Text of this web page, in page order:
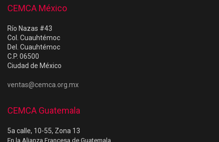
CEMCA México
Río Nazas #43
Col. Cuauhtémoc
Del. Cuauhtémoc
C.P. 06500
Ciudad de México
ventas@cemca.org.mx
CEMCA Guatemala
5a calle, 10-55, Zona 13
En la Alianza Francesa de Guatemala